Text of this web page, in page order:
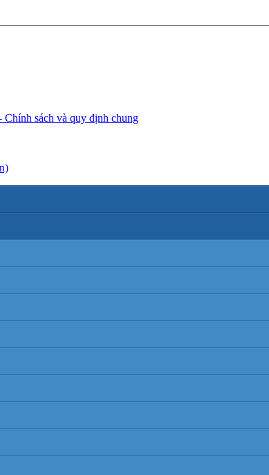
Chính sách và quy định chung